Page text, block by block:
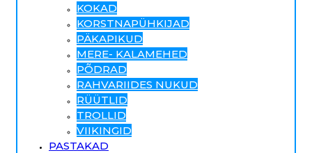
KOKAD
KORSTNAPÜHKIJAD
PÄKAPIKUD
MERE- KALAMEHED
PÕDRAD
RAHVARIIDES NUKUD
RÜÜTLID
TROLLID
VIIKINGID
PASTAKAD